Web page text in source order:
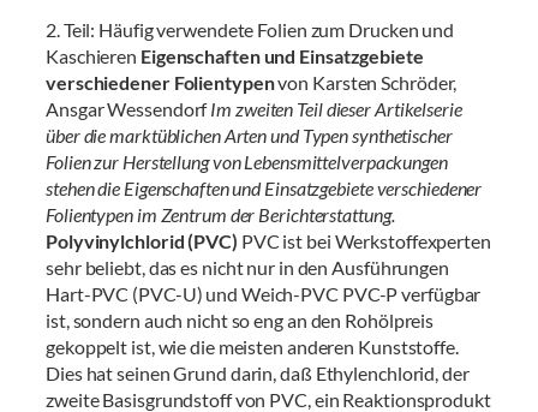
2. Teil: Häufig verwendete Folien zum Drucken und
Kaschieren Eigenschaften und Einsatzgebiete
verschiedener Folientypenvon Karsten Schröder,
Ansgar WessendorfIm zweiten Teil dieser Artikelserie
über die marktüblichen Arten und Typen synthetischer
Folien zur Herstellung von Lebensmittelverpackungen
stehen die Eigenschaften und Einsatzgebiete verschiedener
Folientypen im Zentrum der Berichterstattung.
Polyvinylchlorid (PVC) PVC ist bei Werkstoffexperten
sehr beliebt, das es nicht nur in den Ausführungen
Hart-PVC (PVC-U) und Weich-PVC PVC-P verfügbar
ist, sondern auch nicht so eng an den Rohölpreis
gekoppelt ist, wie die meisten anderen Kunststoffe.
Dies hat seinen Grund darin, daß Ethylenchlorid, der
zweite Basisgrundstoff von PVC, ein Reaktionsprodukt